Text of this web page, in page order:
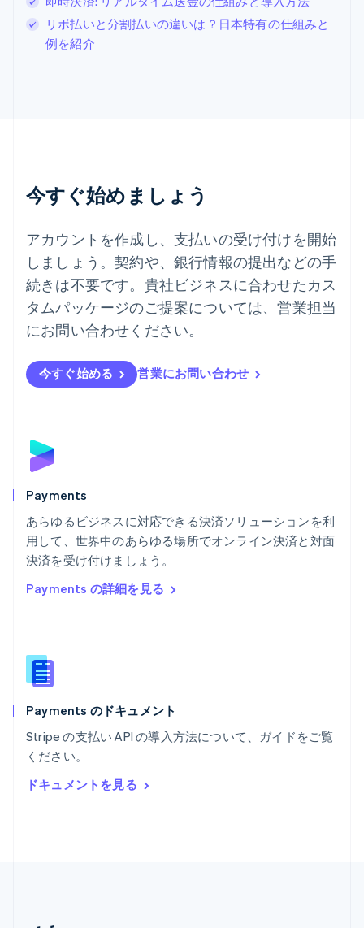
リボ払いと分割払いの違いは？日本特有の仕組みと
例を紹介
今すぐ始めましょう
アカウントを作成し、支払いの受け付けを開始
しましょう。契約や、銀行情報の提出などの手
続きは不要です。貴社ビジネスに合わせたカス
タムパッケージのご提案については、営業担当
にお問い合わせください。
今すぐ始める 営業にお問い合わせ
Payments
あらゆるビジネスに対応できる決済ソリューションを利
用して、世界中のあらゆる場所でオンライン決済と対面
決済を受け付けましょう。
Payments の詳細を見る
Payments のドキュメント
Stripe の支払い API の導入方法について、ガイドをご覧
ください。
ドキュメントを見る
スペイン
EspañolEnglish
スロバキア
English
Deutsch English
ニュージーランド
English
ノルウェー
ハンガリー
English
EnglishSvenska
ブラジル
ブルガリア
English
Nederlands
English
ポルトガル
PortuguêsEnglish
English
Español
ラトビア
リトアニア
リヒテンシュタイン
Deutsch
ルーマニア
English